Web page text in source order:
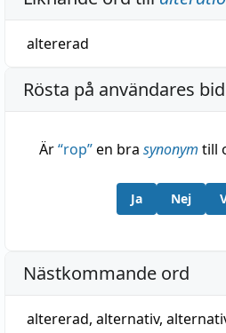
altererad
Rösta på användares
Är“rop”en bra synonym till
Ja Nej
Nästkommande ord
altererad, alternativ,